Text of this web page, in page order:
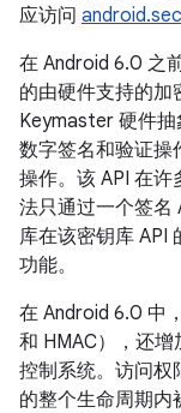
应访问
在 Android 6.0 之
的由硬件支持的加
Keymaster 硬件
数字签名和验证操
操作。该 API 在
法只通过一个签名
库在该密钥库 API
功能。
在 Android 6.0 中
和 HMAC），还
控制系统。访问权
的整个生命周期内